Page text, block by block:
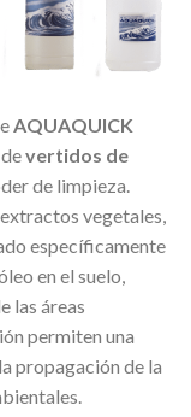
AQUAQUICK
vertidos de
de limpieza.
vegetales,
específicamente
en el suelo,
las áreas
permiten una
propagación de la